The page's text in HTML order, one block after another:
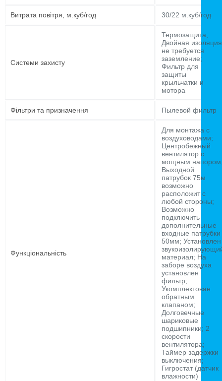
Витрата повітря, м.куб/год 30/22 м.куб/год
Системи захисту
Термозащита;
Двойная
не требуется
заземление;
Фильтр для
защиты
крыльчатки и
мотора
Фільтри та призначення Пылевой фильтр
Функціональність
Для монтажа с
воздуховодами;
Центробежный
вентилятор с
мощным
Выходной
патрубок 75м
возможно
расположит с
любой стороны;
Возможно
подключить
дополнительные
входные патрубки
50мм; Установлен
материал; На
заборе воздуха
установлен
фильтр;
Укомплектован
обратным
клапаном;
Долговечные
шариковые
подшипники; 2
скорости
вентилятора;
Таймер задержки
выключения;
Гигростат (датчик
влажности)